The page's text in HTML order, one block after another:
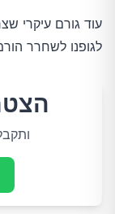
עוד גורם עיקרי
לגופנו לשחרר